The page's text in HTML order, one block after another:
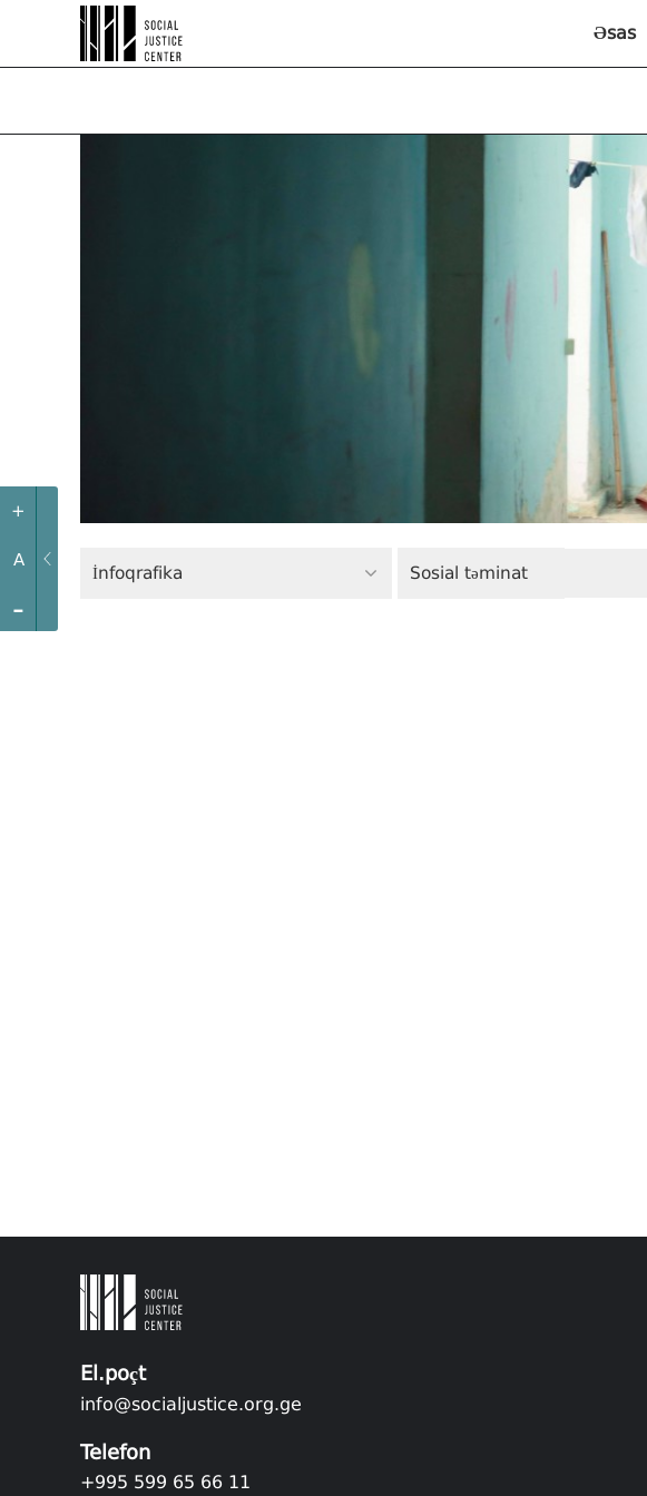
+
A
-
Əsas
İnfoqrafika Sosial təminat
El.poçt
info@socialjustice.org.ge
Telefon
+995 599 65 66 11